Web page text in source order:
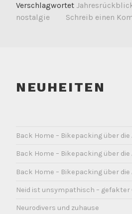
Verschlagwortet
nostalgie
Schreib einen
NEUHEITEN
Back Home – Bikepacking über die
Back Home – Bikepacking über die
Back Home – Bikepacking über die
Neid ist unsympathisch – gefakter
Neurodivers und zuhause